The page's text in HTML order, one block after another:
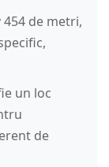
de metri,
un loc
de